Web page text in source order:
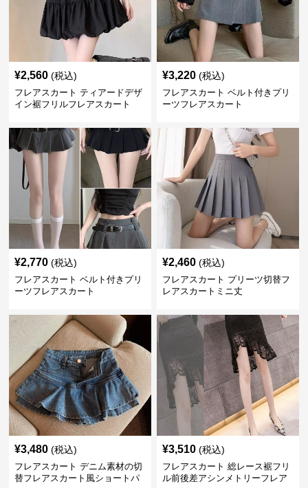
¥2,560 (税込)
フレアスカート ティアードデザ
イン裾フリルフレアスカート
¥3,220 (税込)
フレアスカート ベルト付きプリ
ーツフレアスカート
¥2,770 (税込)
フレアスカート ベルト付きプリ
ーツフレアスカート
¥2,460 (税込)
フレアスカート プリーツ切替フ
レアスカートミニ丈
¥3,480 (税込)
フレアスカート デニム素材の切
替フレアスカート風ショートパ
¥3,510 (税込)
フレアスカート 総レース裾フリ
ル前後差アシンメトリーフレア